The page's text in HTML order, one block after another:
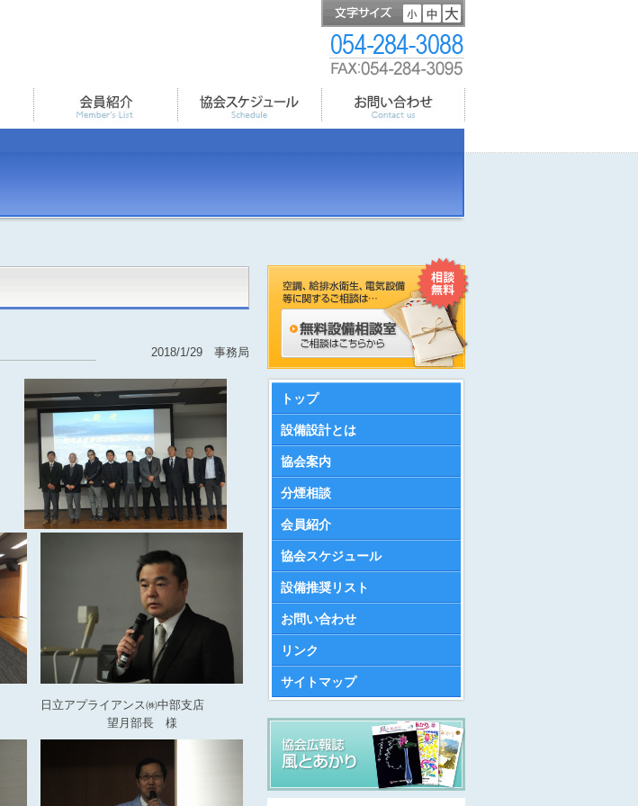
2018/1/29 事務局
日立アプライアンス㈱中部支店
望月部長 様
トップ
設備設計とは
協会案内
分煙相談
会員紹介
協会スケジュール
設備推奨リスト
お問い合わせ
リンク
サイトマップ